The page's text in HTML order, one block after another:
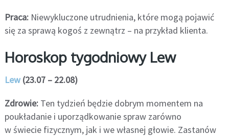
Praca:Niewykluczone utrudnienia, które mogą pojawić
się za sprawą kogoś z zewnątrz – na przykład klienta.
Horoskop tygodniowy Lew
Lew(23.07 – 22.08)
Zdrowie:Ten tydzień będzie dobrym momentem na
poukładanie i uporządkowanie spraw zarówno
w świecie fizycznym, jak i we własnej głowie. Zastanów